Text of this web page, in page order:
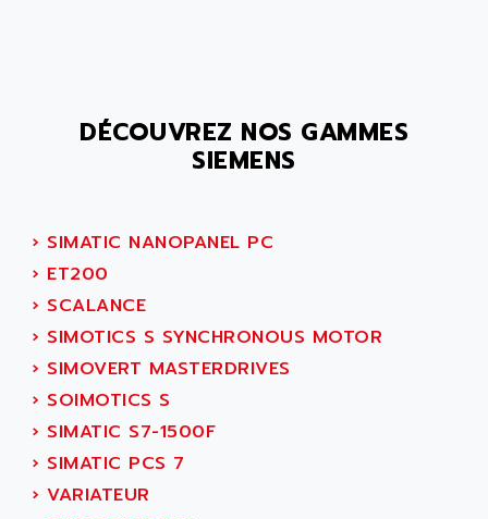
SERVOPACK
SIGMA II
VERITRON
PANELVIEW
AXUMERIK
PROVIT
GRADIPAK
SIMATIC MP
MINI MAESTRO
NT3
ALFA ROBOT
ALFA ROMEO
DÉCOUVREZ NOS GAMMES
SIEMENS
› SIMATIC NANOPANEL PC
› ET200
› SCALANCE
› SIMOTICS S SYNCHRONOUS MOTOR
› SIMOVERT MASTERDRIVES
› SOIMOTICS S
› SIMATIC S7-1500F
› SIMATIC PCS 7
› VARIATEUR